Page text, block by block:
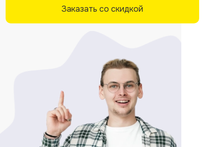
Заказать со скидкой